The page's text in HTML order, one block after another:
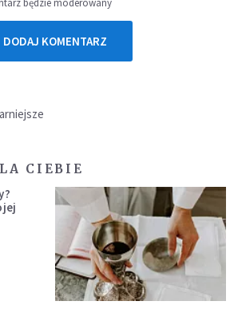
będzie moderowany
DODAJ KOMENTARZ
CIEBIE